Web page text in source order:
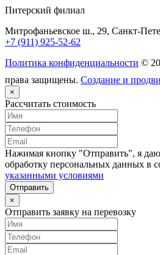
Питерский филиал
Митрофаньевское ш., 29, Санкт-
+7 (911) 925-52-62
Политика конфиденциальности ©
права защищены. Создание и
×
Рассчитать стоимость
Нажимая кнопку "Отправить", я даю
обработку персональных данных в
указанными условиями
Отправить
×
Отправить заявку на перевозку